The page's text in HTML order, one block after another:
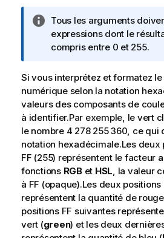
N
o
t
I
n
f
o
r
m
a
t
i
o
n
s
Tous les arguments
expressions dont le
compris entre 0 et 255.
Si vous interprétez et formatez
numérique selon la notation
valeurs des composants de
à identifier.Par exemple, le vert
le nombre 4 278 255 360, ce qui
notation hexadécimale.Les deux
FF (255) représentent le facteur
fonctions RGBet HSL, la valeur
à FF (opaque).Les deux positions
représentent la quantité de
positions FF suivantes
vert (green) et les deux